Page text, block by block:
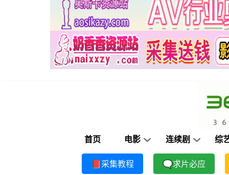
首页 电影 连续剧 综
📕采集教程 🗨求片必应